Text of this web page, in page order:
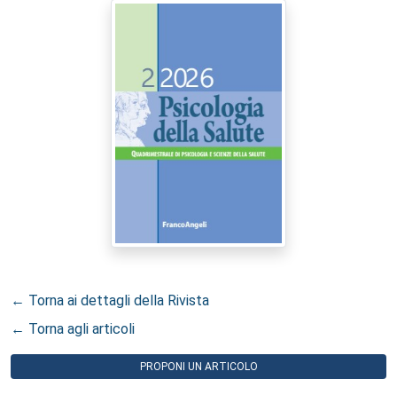
← Torna ai dettagli della Rivista
← Torna agli articoli
PROPONI UN ARTICOLO